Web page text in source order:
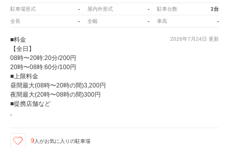
駐車場形式 - 屋内外形式 - 駐車台数 2台
全長 - 全幅 - 車高 -
2026年7月24日 更新
■料金
【全日】
08時〜20時:20分/200円
20時〜08時:60分/100円
■上限料金
昼間最大(08時〜20時の間)3,200円
夜間最大(20時〜08時の間)300円
■提携店舗など
,
9人がお気に入りの駐車場